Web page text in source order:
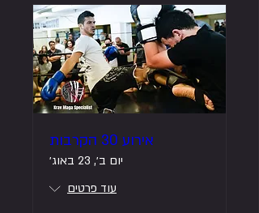
אירוע 30 הקרבות
יום ב׳, 23 באוג׳
עוד פרטים